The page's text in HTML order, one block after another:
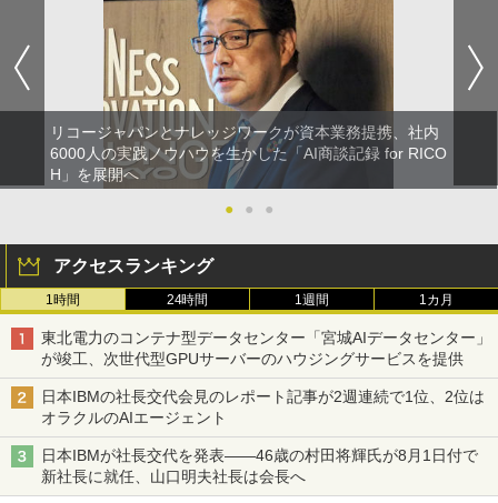
リコージャパンとナレッジワークが資本業務提携、社内
6000人の実践ノウハウを生かした「AI商談記録 for RICO
H」を展開へ
●
● ●
アクセスランキング
1時間 24時間 1週間 1カ月
東北電力のコンテナ型データセンター「宮城AIデータセンター」
が竣工、次世代型GPUサーバーのハウジングサービスを提供
日本IBMの社長交代会見のレポート記事が2週連続で1位、2位は
オラクルのAIエージェント
日本IBMが社長交代を発表――46歳の村田将輝氏が8月1日付で
新社長に就任、山口明夫社長は会長へ